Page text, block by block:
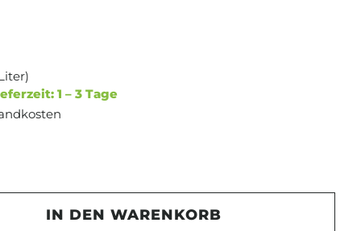
1 – 3 Tage
den gewünschten Wert ein oder
IN DEN WARENKORB